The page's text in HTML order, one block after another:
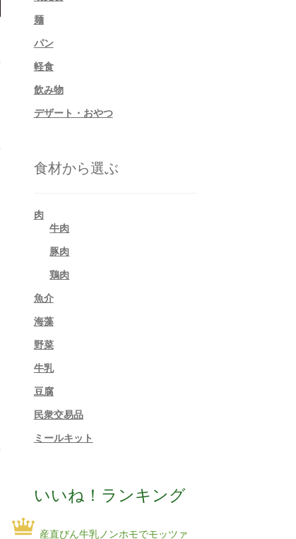
麺
パン
軽食
飲み物
デザート・おやつ
食材から選ぶ
肉
牛肉
豚肉
鶏肉
魚介
海藻
野菜
牛乳
豆腐
民衆交易品
ミールキット
いいね！ランキング
産直びん牛乳ノンホモでモッツァ